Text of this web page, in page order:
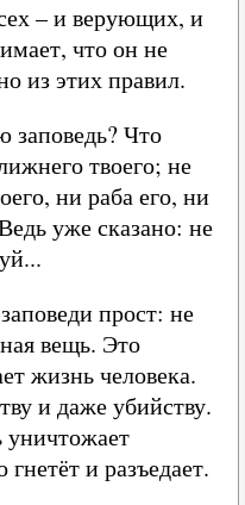
– и верующих, и
что он не
из этих правил.
заповедь? Что
твоего; не
ни раба его, ни
уже сказано: не
прост: не
вещь. Это
жизнь человека.
и даже убийству.
уничтожает
и разъедает.